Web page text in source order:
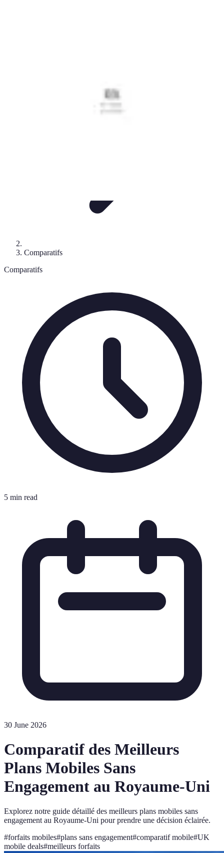
Comparatifs
Comparatifs
5 min read
30 June 2026
Comparatif des Meilleurs
Plans Mobiles Sans
Engagement au Royaume-Uni
Explorez notre guide détaillé des meilleurs plans mobiles sans
engagement au Royaume-Uni pour prendre une décision éclairée.
#forfaits mobiles#plans sans engagement#comparatif mobile#UK
mobile deals#meilleurs forfaits